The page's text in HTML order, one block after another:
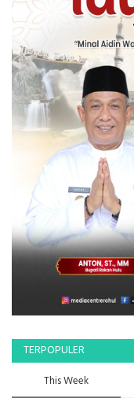
TERPOPULER
This Week